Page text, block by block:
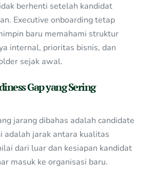
berhenti setelah kandidat
Executive onboarding tetap
baru memahami struktur
internal, prioritas bisnis, dan
sejak awal.
Gap yang Sering
jarang dibahas adalah candidate
adalah jarak antara kualitas
dari luar dan kesiapan kandidat
masuk ke organisasi baru.